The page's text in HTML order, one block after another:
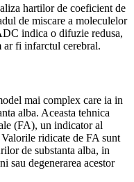
hartilor de coeficient de
de miscare a moleculelor
indica o difuzie redusa,
ar fi infarctul cerebral.
mai complex care ia in
alba. Aceasta tehnica
(FA), un indicator al
ridicate de FA sunt
de substanta alba, in
sau degenerarea acestor